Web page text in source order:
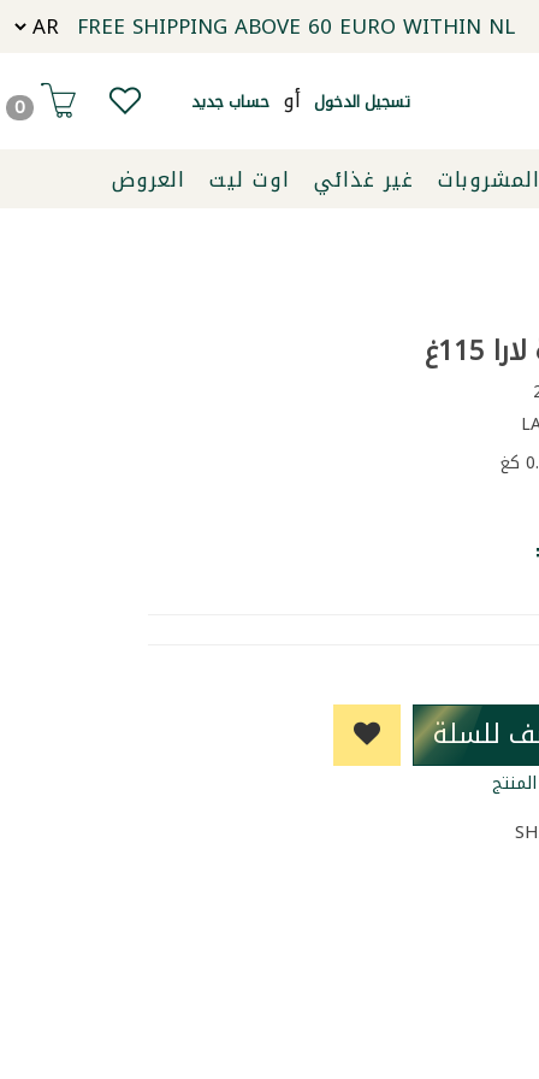
FREE SHIPPING ABOVE 60 EURO WITHIN NL
تسجيل الدخول أو حساب جديد 0
المشروبات غير غذائي اوت ليت
العروض
للسلة